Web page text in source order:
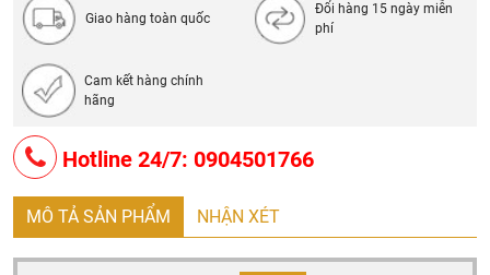
Giao hàng toàn quốc
Đổi hàng 15 ngày miễn
phí
Cam kết hàng chính
hãng
Hotline 24/7: 0904501766
MÔ TẢ SẢN PHẨM NHẬN XÉT